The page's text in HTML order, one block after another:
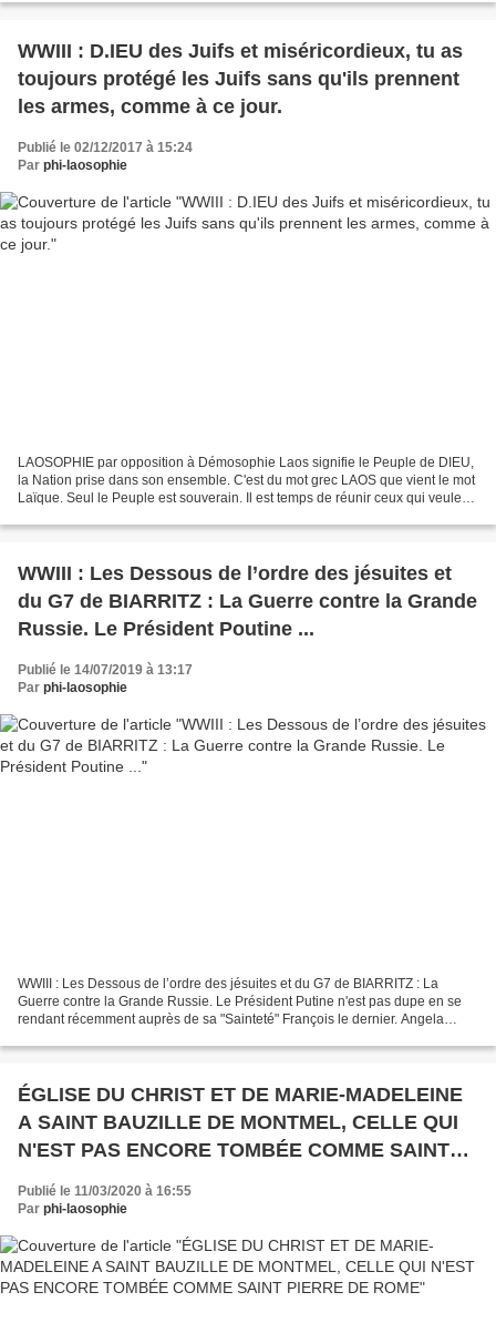
WWIII : D.IEU des Juifs et miséricordieux, tu as
toujours protégé les Juifs sans qu'ils prennent
les armes, comme à ce jour.
Publié le 02/12/2017 à 15:24
Par phi-laosophie
LAOSOPHIE par opposition à Démosophie Laos signifie le Peuple de DIEU,
la Nation prise dans son ensemble. C'est du mot grec LAOS que vient le mot
Laïque. Seul le Peuple est souverain. Il est temps de réunir ceux qui veulent
WWIII : Les Dessous de l’ordre des jésuites et
du G7 de BIARRITZ : La Guerre contre la Grande
Russie. Le Président Poutine ...
Publié le 14/07/2019 à 13:17
Par phi-laosophie
WWIII : Les Dessous de l’ordre des jésuites et du G7 de BIARRITZ : La
Guerre contre la Grande Russie. Le Président Putine n'est pas dupe en se
rendant récemment auprès de sa "Sainteté" François le dernier. Angela
ÉGLISE DU CHRIST ET DE MARIE-MADELEINE
A SAINT BAUZILLE DE MONTMEL, CELLE QUI
N'EST PAS ENCORE TOMBÉE COMME SAINT
PIERRE DE ROME
Publié le 11/03/2020 à 16:55
Par phi-laosophie